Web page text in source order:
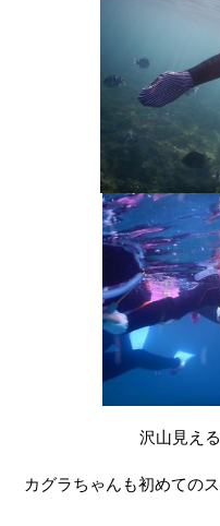
沢山見え
カグラちゃんも初めての